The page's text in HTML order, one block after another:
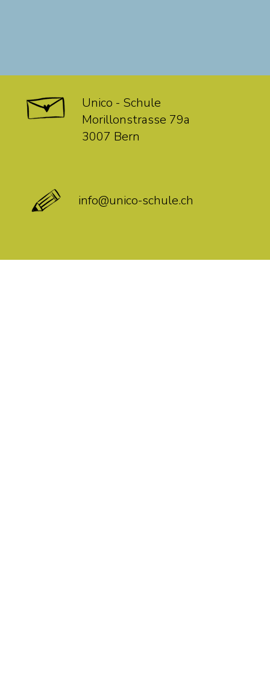
Unico - Schule
Morillonstrasse 79a
3007 Bern
info@unico-schule.ch